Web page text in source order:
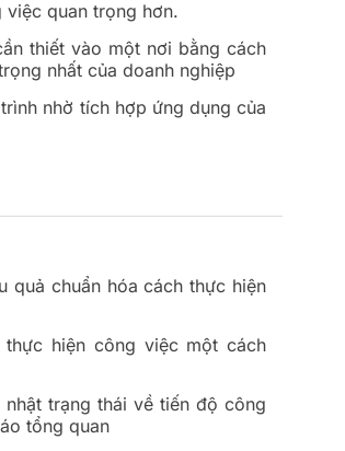
quan trọng hơn.
thiết vào một nơi bằng cách
nhất của doanh nghiệp
nhờ tích hợp ứng dụng của
quả chuẩn hóa cách thực hiện
hiện công việc một cách
trạng thái về tiến độ công
tổng quan